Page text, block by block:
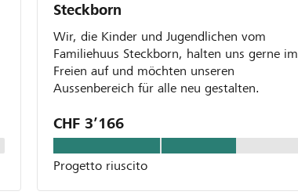
Steckborn
Wir, die Kinder und Jugendlichen vom
Familiehuus Steckborn, halten uns gerne im
Freien auf und möchten unseren
Aussenbereich für alle neu gestalten.
CHF 3’166
Progetto riuscito